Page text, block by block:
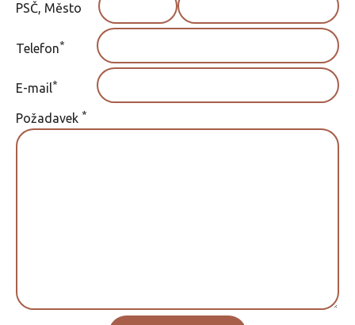
PSČ, Město
Telefon*
E-mail*
Požadavek *